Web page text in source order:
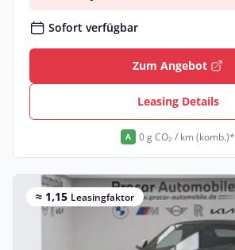
Sofort verfügbar
Zum Angebot
Leasing Details
A 0 g CO₂ / km (komb.)*
≈ 1,15 Leasingfaktor